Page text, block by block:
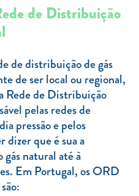
de Distribuição
de distribuição de gás
de ser local ou regional,
Rede de Distribuição
pelas redes de
pressão e pelos
dizer que é sua a
gás natural até à
Em Portugal, os ORD